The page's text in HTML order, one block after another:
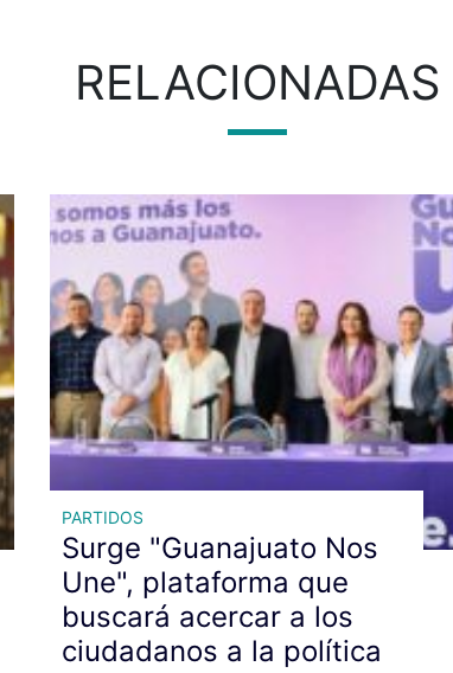
RELACIONADAS
PARTIDOS
Surge "Guanajuato Nos
Une", plataforma que
buscará acercar a los
ciudadanos a la política